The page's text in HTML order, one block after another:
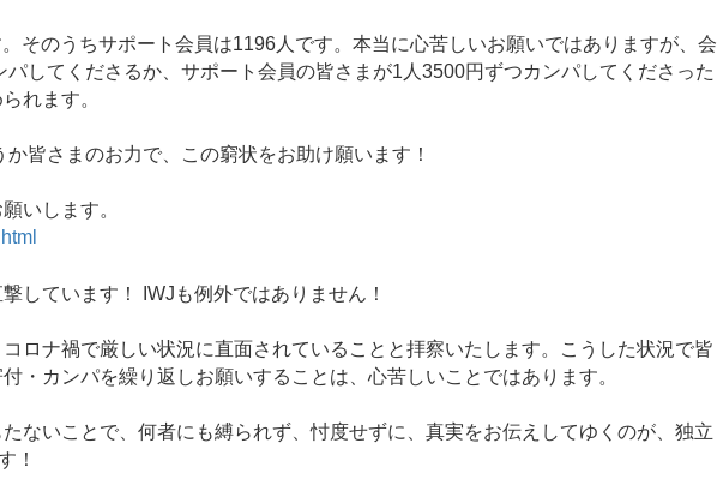
そのうちサポート会員は1196人です。本当に心苦しいお願いではありますが、会
してくださるか、サポート会員の皆さまが1人3500円ずつカンパしてくださった
れます。
皆さまのお力で、この窮状をお助け願います！
いします。
しています！ IWJも例外ではありません！
ロナ禍で厳しい状況に直面されていることと拝察いたします。こうした状況で皆
・カンパを繰り返しお願いすることは、心苦しいことではあります。
ないことで、何者にも縛られず、忖度せずに、真実をお伝えしてゆくのが、独立
！